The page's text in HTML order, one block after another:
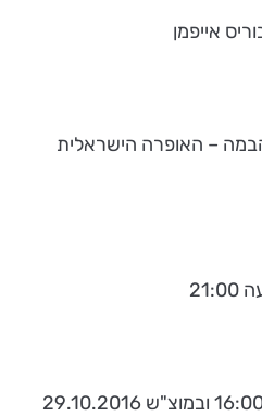
אייפמן
– האופרה הישראלית
שבת 29.10.2016 בשעה 16:00 ובמוצ"ש 29.10.2016